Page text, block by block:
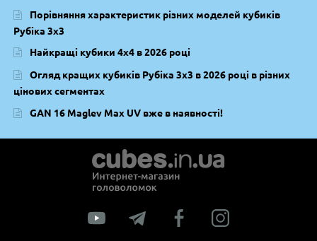
Порівняння характеристик різних моделей кубиків
Рубіка 3х3
Найкращі кубики 4х4 в 2026 році
Огляд кращих кубиків Рубіка 3х3 в 2026 році в різних
цінових сегментах
GAN 16 Maglev Max UV вже в наявності!